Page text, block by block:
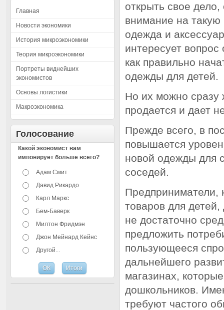
Главная
Новости экономики
История микроэкономики
Теория микроэкономики
Портреты виднейших
экономистов
Основы логистики
Макроэкономика
Голосование
Какой экономист вам
импонирует больше всего?
Адам Смит
Давид Рикардо
Карл Маркс
Бем-Баверк
Милтон Фридмэн
Джон Мейнард Кейнс
Другой...
открыть свое
внимание на такую
одежда и
интересует
как правильно
одежды для детей.
Но их можно сразу
продается и дает
Прежде всего, в
повышается
новой одежды для
соседей.
Предприниматели,
товаров для
не достаточно
предложить
пользующееся
дальнейшего
магазинах,
дошкольников.
требуют частого